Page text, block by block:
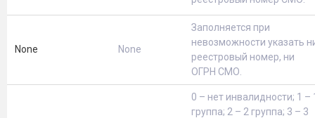
None None
Заполняется при
невозможности указать
реестровый номер, ни
ОГРН СМО.
0 – нет инвалидности; 1 –
группа; 2 – 2 группа; 3 – 3